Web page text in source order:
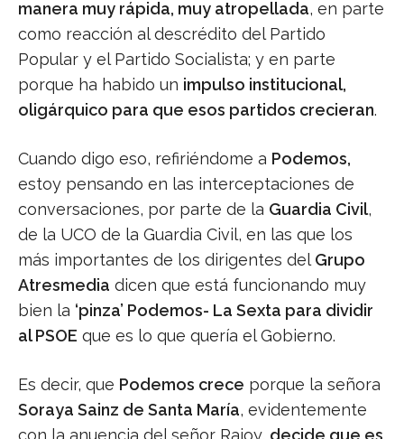
manera muy rápida, muy atropellada, en parte
como reacción al descrédito del Partido
Popular y el Partido Socialista; y en parte
porque ha habido un impulso institucional,
oligárquico para que esos partidos crecieran.
Cuando digo eso, refiriéndome a Podemos,
estoy pensando en las interceptaciones de
conversaciones, por parte de la Guardia Civil,
de la UCO de la Guardia Civil, en las que los
más importantes de los dirigentes del Grupo
Atresmedia dicen que está funcionando muy
bien la ‘pinza’ Podemos- La Sexta para dividir
al PSOE que es lo que quería el Gobierno.
Es decir, que Podemos crece porque la señora
Soraya Sainz de Santa María, evidentemente
con la anuencia del señor Rajoy, decide que es